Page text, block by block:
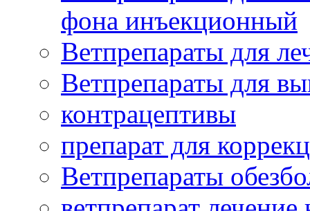
фона инъекционный
Ветпрепараты для
Ветпрепараты для
контрацептивы
препарат для
Ветпрепараты